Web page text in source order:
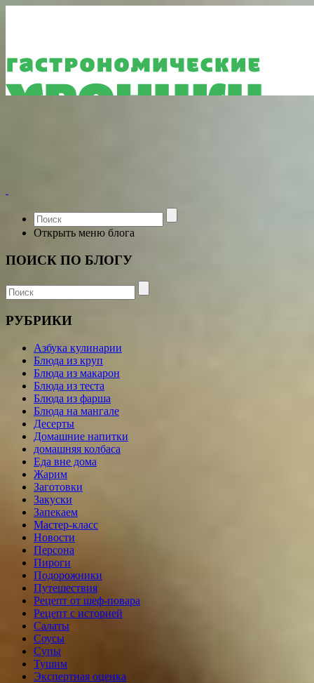
Открыть меню блога
ПОИСК ПО БЛОГУ
РУБРИКИ
Азбука кулинарии
Блюда из круп
Блюда из макарон
Блюда из теста
Блюда из фарша
Блюда на мангале
Десерты
Домашние напитки
домашняя колбаса
Еда вне дома
Жарим
Заготовки
Закуски
Запекаем
Мастер-класс
Новости
Персона
Пироги
Подорожники
Путешествия
Рецепт от шеф-повара
Рецепт с историей
Салаты
Соусы
Супы
Тушим
Экспертная оценка